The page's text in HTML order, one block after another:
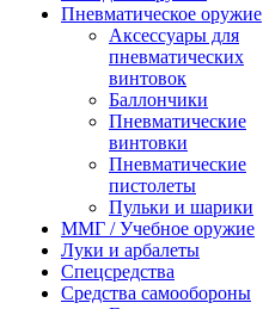
Пневматическое оружие
Аксессуары для
пневматических
винтовок
Баллончики
Пневматические
винтовки
Пневматические
пистолеты
Пульки и шарики
ММГ / Учебное оружие
Луки и арбалеты
Спецсредства
Средства самообороны